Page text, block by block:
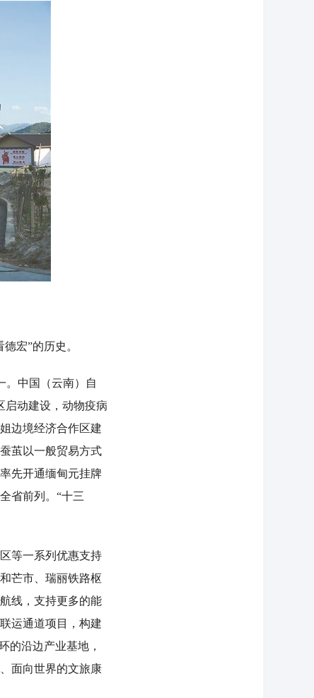
宏”的历史。
中国（云南）自
启动建设，动物疫病
边境经济合作区建
茧以一般贸易方式
先开通缅甸元挂牌
省前列。“十三
等一系列优惠支持
芒市、瑞丽铁路枢
线，支持更多的能
运通道项目，构建
的沿边产业基地，
面向世界的文旅康